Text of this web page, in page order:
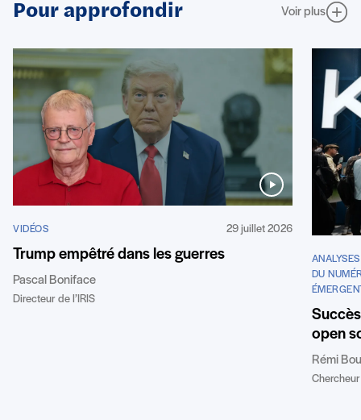
Pour approfondir Voir plus
VIDÉOS 29 juillet 2026
Trump empêtré dans les guerres
Pascal Boniface
Directeur de l’IRIS
DU
open
Rémi
Chercheur